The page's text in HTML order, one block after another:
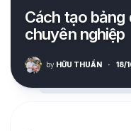
Cách tạo bảng
chuyên nghiệp
by HỮU THUẦN · 18/